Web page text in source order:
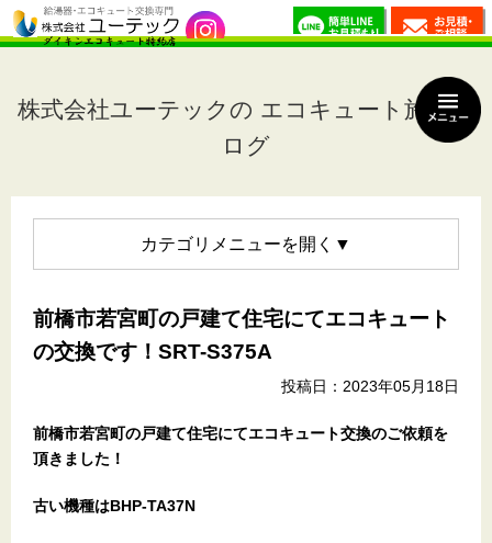
株式会社ユーテックの エコキュート施工ブ
ログ
カテゴリメニュー
前橋市若宮町の戸建て住宅にてエコキュート
の交換です！SRT-S375A
投稿日：2023年05月18日
前橋市若宮町の戸建て住宅にてエコキュート交換のご依頼を
頂きました！
古い機種はBHP-TA37N